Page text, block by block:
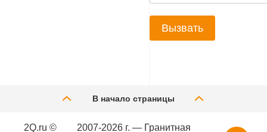
Вызвать
В начало страницы
2Q.ru © 2007-2026 г. — Гранитная